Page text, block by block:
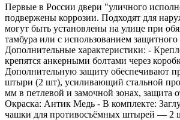
Первые в России двери "уличного
подвержены коррозии. Подходят для
могут быть установлены на улице при
тамбура или с использованием защитного
Дополнительные характеристики: -
крепятся анкерными болтами через
Дополнительную защиту обеспечивают
штыри (2 шт), усиливающий стальной
мм в петлевой и замочной зонах, защита
Окраска: Антик Медь - В комплекте:
чашки для противосъёмных штырей — 2